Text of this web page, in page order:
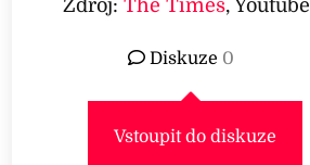
Zdroj:The Times, Youtube
Diskuze 0
Vstoupit do diskuze